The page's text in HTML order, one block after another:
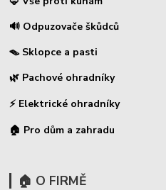
🔊 Odpuzovače škůdců
🪤 Sklopce a pasti
🌿 Pachové ohradníky
⚡ Elektrické ohradníky
🏠 Pro dům a zahradu
🏠 O FIRMĚ